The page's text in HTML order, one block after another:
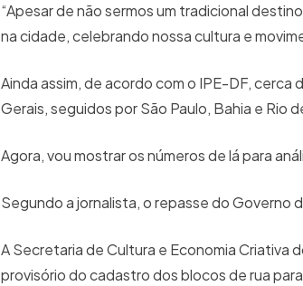
“Apesar de não sermos um tradicional
na cidade, celebrando nossa cultura e
Ainda assim, de acordo com o IPE-DF, cerca
Gerais, seguidos por São Paulo, Bahia e Rio
Agora, vou mostrar os números de lá para
Segundo a jornalista, o repasse do Governo
A Secretaria de Cultura e Economia Criativa
provisório do cadastro dos blocos de rua